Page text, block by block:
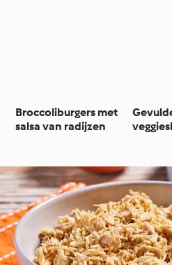
Broccoliburgers met
salsa van radijzen